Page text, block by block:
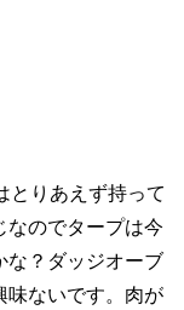
とりあえず持って
なのでタープは今
な？ダッジオーブ
味ないです。肉が